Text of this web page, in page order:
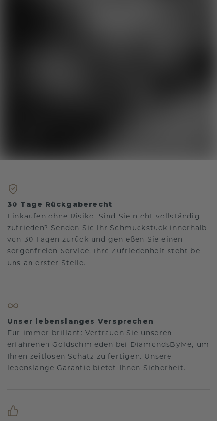
30 Tage Rückgaberecht
Einkaufen ohne Risiko. Sind Sie nicht vollständig
zufrieden? Senden Sie Ihr Schmuckstück innerhalb
von 30 Tagen zurück und genießen Sie einen
sorgenfreien Service. Ihre Zufriedenheit steht bei
uns an erster Stelle.
Unser lebenslanges Versprechen
Für immer brillant: Vertrauen Sie unseren
erfahrenen Goldschmieden bei DiamondsByMe, um
Ihren zeitlosen Schatz zu fertigen. Unsere
lebenslange Garantie bietet Ihnen Sicherheit.